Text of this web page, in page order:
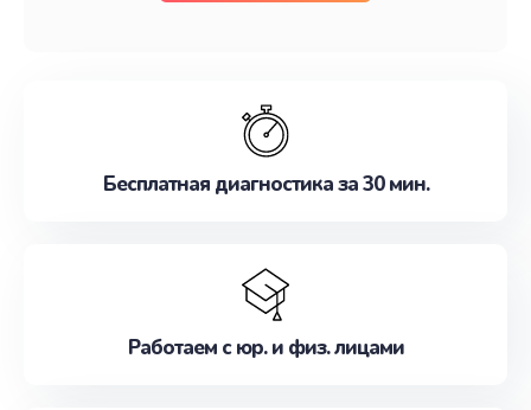
Бесплатная диагностика за 30 мин.
Работаем с юр. и физ. лицами